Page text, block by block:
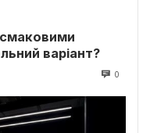
смаковими
варіант?
0